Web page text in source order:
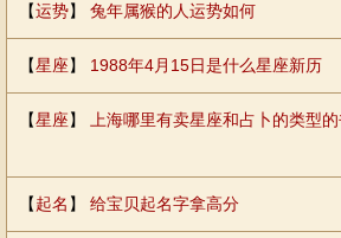
【运势】 兔年属猴的人运势如何
【星座】 1988年4月15日是什么星座新历
【星座】
上海哪里有卖星座和占卜的类型
【起名 】 给宝贝起名字拿高分